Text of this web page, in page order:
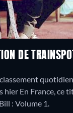
DE
hier En France,
: Volume 1.